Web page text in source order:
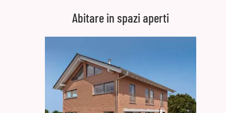
Abitare in spazi aperti